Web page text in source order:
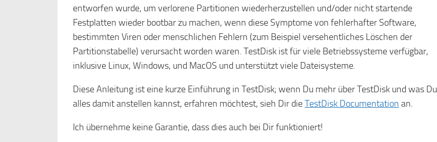
entworfen wurde, um verlorene Partitionen wiederherzustellen und/oder nicht startende
Festplatten wieder bootbar zu machen, wenn diese Symptome von fehlerhafter Software,
bestimmten Viren oder menschlichen Fehlern (zum Beispiel versehentliches Löschen der
Partitionstabelle) verursacht worden waren. TestDisk ist für viele Betriebssysteme verfügbar,
inklusive Linux, Windows, und MacOS und unterstützt viele Dateisysteme.
Diese Anleitung ist eine kurze Einführung in TestDisk; wenn Du mehr über TestDisk und was Du
alles damit anstellen kannst, erfahren möchtest, sieh Dir dieTestDisk Documentation an.
Ich übernehme keine Garantie, dass dies auch bei Dir funktioniert!